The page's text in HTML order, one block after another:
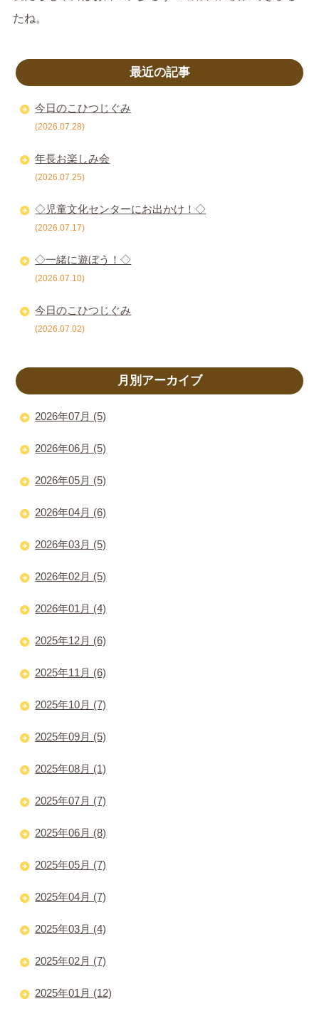
たね。
最近の記事
今日のこひつじぐみ
(2026.07.28)
年長お楽しみ会
(2026.07.25)
◇児童文化センターにお出かけ！◇
(2026.07.17)
◇一緒に遊ぼう！◇
(2026.07.10)
今日のこひつじぐみ
(2026.07.02)
月別アーカイブ
2026年07月 (5)
2026年06月 (5)
2026年05月 (5)
2026年04月 (6)
2026年03月 (5)
2026年02月 (5)
2026年01月 (4)
2025年12月 (6)
2025年11月 (6)
2025年10月 (7)
2025年09月 (5)
2025年08月 (1)
2025年07月 (7)
2025年06月 (8)
2025年05月 (7)
2025年04月 (7)
2025年03月 (4)
2025年02月 (7)
2025年01月 (12)